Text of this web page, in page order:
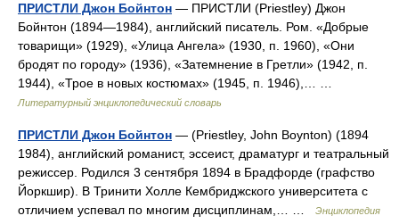
ПРИСТЛИ Джон Бойнтон — ПРИСТЛИ (Priestley) Джон
Бойнтон (1894—1984), английский писатель. Ром. «Добрые
товарищи» (1929), «Улица Ангела» (1930, п. 1960), «Они
бродят по городу» (1936), «Затемнение в Гретли» (1942, п.
1944), «Трое в новых костюмах» (1945, п. 1946),… …
Литературный энциклопедический словарь
ПРИСТЛИ Джон Бойнтон — (Priestley, John Boynton) (1894
1984), английский романист, эссеист, драматург и театральный
режиссер. Родился 3 сентября 1894 в Брадфорде (графство
Йоркшир). В Тринити Холле Кембриджского университета с
отличием успевал по многим дисциплинам,… …
Энциклопедия